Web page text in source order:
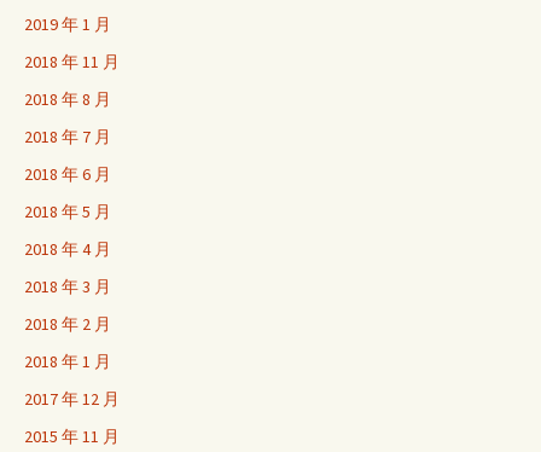
2019 年 1 月
2018 年 11 月
2018 年 8 月
2018 年 7 月
2018 年 6 月
2018 年 5 月
2018 年 4 月
2018 年 3 月
2018 年 2 月
2018 年 1 月
2017 年 12 月
2015 年 11 月